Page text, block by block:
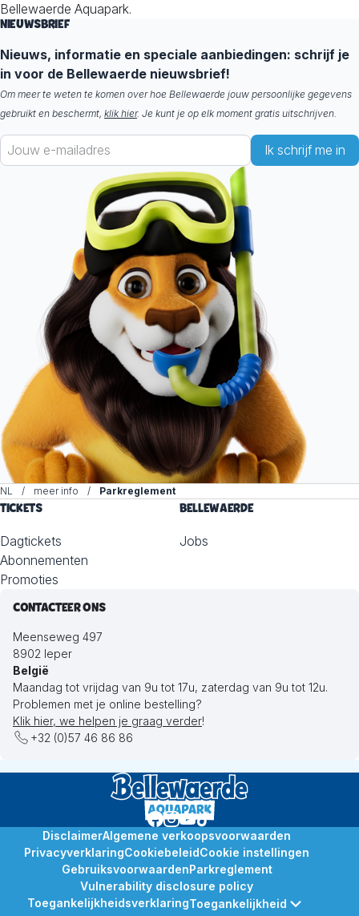
Bellewaerde Aquapark.
NIEUWSBRIEF
Nieuws, informatie en speciale aanbiedingen: schrijf je
in voor de Bellewaerde nieuwsbrief!
Om meer te weten te komen over hoe Bellewaerde jouw persoonlijke gegevens
gebruikt en beschermt, klik hier. Je kunt je op elk moment gratis uitschrijven.
Ik schrijf me in
NL meer info Parkreglement
TICKETS
Dagtickets
Abonnementen
Promoties
BELLEWAERDE
Jobs
CONTACTEER ONS
Meenseweg 497
8902 Ieper
België
Maandag tot vrijdag van 9u tot 17u, zaterdag van 9u tot 12u.
Problemen met je online bestelling?
Klik hier, we helpen je graag verder!
+32 (0)57 46 86 86
DisclaimerAlgemene verkoopsvoorwaarden
PrivacyverklaringCookiebeleidCookie instellingen
GebruiksvoorwaardenParkreglement
Vulnerability disclosure policy
ToegankelijkheidsverklaringToegankelijkheid